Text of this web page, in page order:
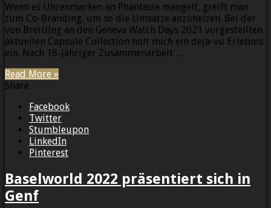
Wenn es Uhrenmarken an Phantasie mangelt, greift man
zum Co-Branding, um so die Umsätze anzuheizen. Bei der
von Breitling an den Geneva Watch Days 2021 vorgestellten
aktuellen Capsule Collection holt mich ein deja-vu Erlebnis
ein. Nach 18-jähriger Zusammenarbeit …
Read More »
Share
Facebook
Twitter
Stumbleupon
LinkedIn
Pinterest
Baselworld 2022 präsentiert sich in
Genf